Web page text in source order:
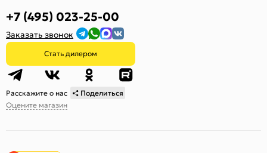
+7 (495) 023-25-00
Заказать звонок
Стать дилером
Расскажите о нас
Поделиться
Оцените магазин